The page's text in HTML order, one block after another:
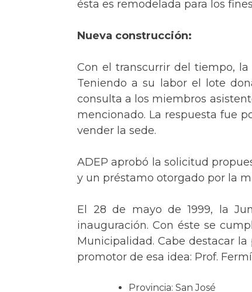
ésta es remodelada para los
Nueva construcción:
Con el transcurrir del tiempo,
Teniendo a su labor el lote
consulta a los miembros
mencionado. La respuesta fue
vender la sede.
ADEP aprobó la solicitud
y un préstamo otorgado por la
El 28 de mayo de 1999, la
inauguración. Con éste se
Municipalidad. Cabe destacar
promotor de esa idea: Prof.
Provincia: San José